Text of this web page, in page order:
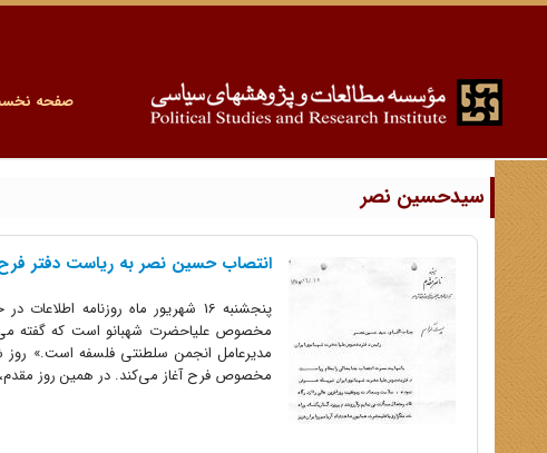
صفحه
سیدحسین نصر
انتصاب حسین نصر به ریاست دفتر فرح یک
پنجشنبه 16 شهریور ماه روزنامه
مخصوص علیاحضرت شهبانو است که گفته
مخصوص فرح آغاز می‌کند. در همین روز